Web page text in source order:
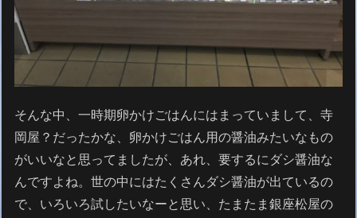
そんな中、一時期卵かけごはんにはまっていまして、寺
岡屋？だったかな、卵かけごはん用の醤油みたいなもの
がいいなと思ってましたが、あれ、要するにダシ醤油な
んですよね。世の中にはたくさんダシ醤油が出ているの
で、いろいろ試したいなーと思い、たまたま銀座松屋の